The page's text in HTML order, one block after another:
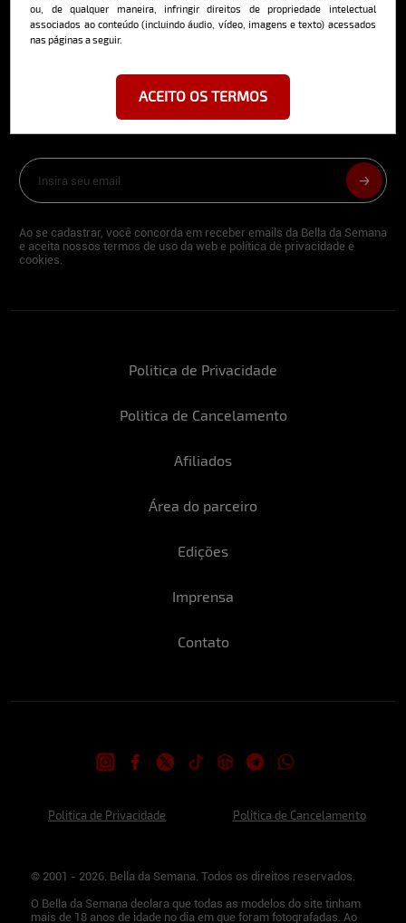
ou, de qualquer maneira, infringir direitos de propriedade intelectual
associados ao conteúdo (incluindo áudio, vídeo, imagens e texto) acessados
nas páginas a seguir.
ACEITO OS TERMOS
Saiba mais
Politica de Privacidade
Politica de Cancelamento
Afiliados
Área do parceiro
Edições
Imprensa
Contato
Cadastre-se e receba a mais
deliciosa newsletter da internet
Ao se cadastrar, você concorda em receber emails da Bella da Semana
e aceita nossos termos de uso da web e política de privacidade e
cookies.
Politica de Privacidade Politica de Cancelamento
© 2001 - 2026. Bella da Semana. Todos os direitos reservados.
O Bella da Semana declara que todas as modelos do site tinham
mais de 18 anos de idade no dia em que foram fotografadas. Ao